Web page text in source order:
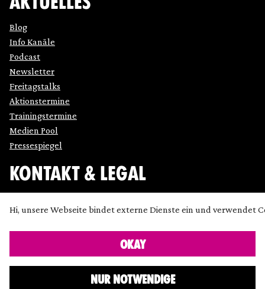
Blog
Info Kanäle
Podcast
Newsletter
Freitagstalks
Aktionstermine
Trainingstermine
Medien Pool
Pressespiegel
KONTAKT & LEGAL
Datenschutz
Presse
SimpleIcon ,Freepik,Bogdan Rosu
Hi, unsere Webseite bindet externe Dienste ein und verwendet
NUR NOTWENDIGE
OKAY